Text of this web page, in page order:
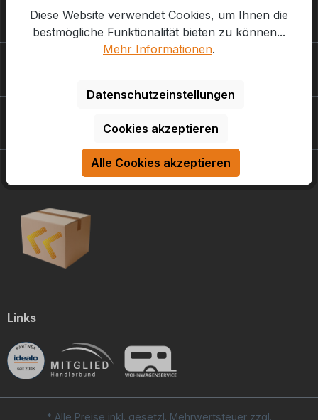
Kundenbewertungen
Retourenservice
Links
* Alle Preise inkl. gesetzl. Mehrwertsteuer zzgl.
Diese Website verwendet Cookies, um Ihnen die
bestmögliche Funktionalität bieten zu können...
Mehr Informationen.
Datenschutzeinstellungen
Cookies akzeptieren
Alle Cookies akzeptieren